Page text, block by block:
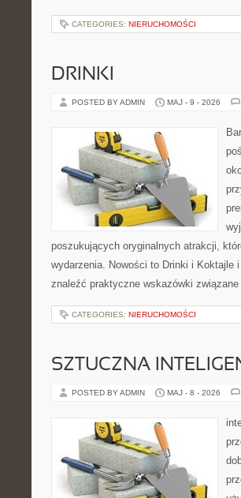
CATEGORIES: NIERUCHOMOŚCI
DRINKI
POSTED BY ADMIN MAJ - 9 - 2026
poszukujących oryginalnych atrakcji,
wydarzenia. Nowości to Drinki i Koktajle
znaleźć praktyczne wskazówki
CATEGORIES: NIERUCHOMOŚCI
SZTUCZNA
POSTED BY ADMIN MAJ - 8 - 2026